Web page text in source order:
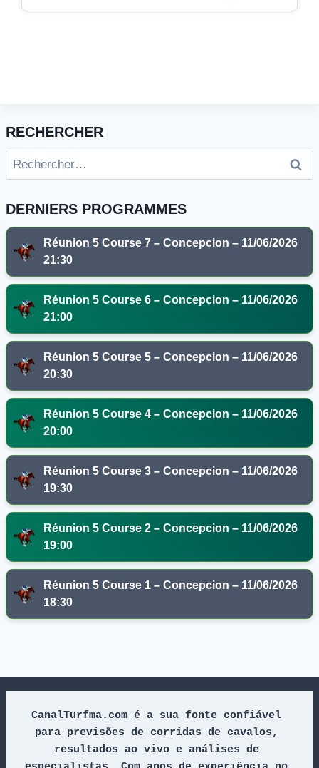
RECHERCHER
Rechercher :
DERNIERS PROGRAMMES
Réunion 5 Course 7 – Concepcion – 11/06/2026
21:30
Réunion 5 Course 6 – Concepcion – 11/06/2026
21:00
Réunion 5 Course 5 – Concepcion – 11/06/2026
20:30
Réunion 5 Course 4 – Concepcion – 11/06/2026
20:00
Réunion 5 Course 3 – Concepcion – 11/06/2026
19:30
Réunion 5 Course 2 – Concepcion – 11/06/2026
19:00
Réunion 5 Course 1 – Concepcion – 11/06/2026
18:30
CanalTurfma.com é a sua fonte confiável
para previsões de corridas de cavalos,
resultados ao vivo e análises de